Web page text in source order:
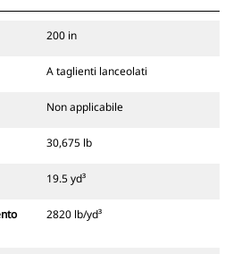
200 in
A taglienti lanceolati
Non applicabile
30,675 lb
19.5 yd³
2820 lb/yd³